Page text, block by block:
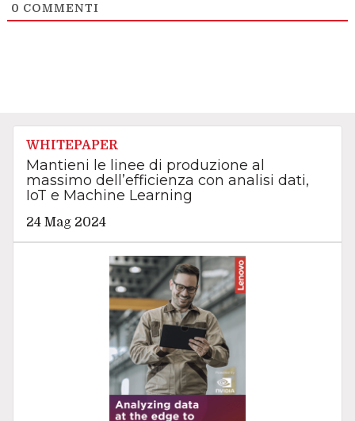
0 COMMENTI
WHITEPAPER
Mantieni le linee di produzione al
massimo dell’efficienza con analisi dati,
IoT e Machine Learning
24 Mag 2024